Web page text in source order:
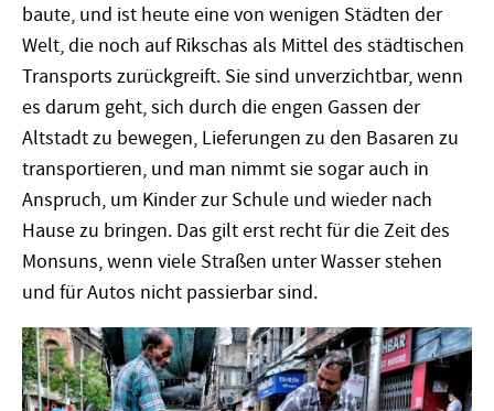
baute, und ist heute eine von wenigen Städten der
Welt, die noch auf Rikschas als Mittel des städtischen
Transports zurückgreift. Sie sind unverzichtbar, wenn
es darum geht, sich durch die engen Gassen der
Altstadt zu bewegen, Lieferungen zu den Basaren zu
transportieren, und man nimmt sie sogar auch in
Anspruch, um Kinder zur Schule und wieder nach
Hause zu bringen. Das gilt erst recht für die Zeit des
Monsuns, wenn viele Straßen unter Wasser stehen
und für Autos nicht passierbar sind.